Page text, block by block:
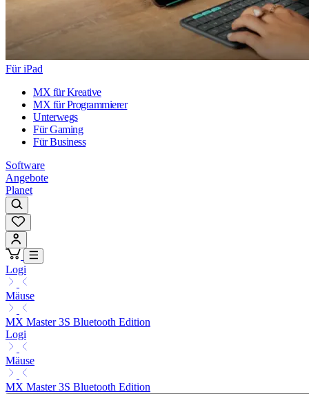
Für iPad
MX für Kreative
MX für Programmierer
Unterwegs
Für Gaming
Für Business
Software
Angebote
Planet
Logi
Mäuse
MX Master 3S Bluetooth Edition
Logi
Mäuse
MX Master 3S Bluetooth Edition